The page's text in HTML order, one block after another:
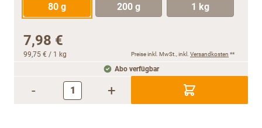
80 g 200 g 1 kg
7,98 €
99,75 € / 1 kg Preise inkl. MwSt., inkl. Versandkosten **
Abo verfügbar
- +